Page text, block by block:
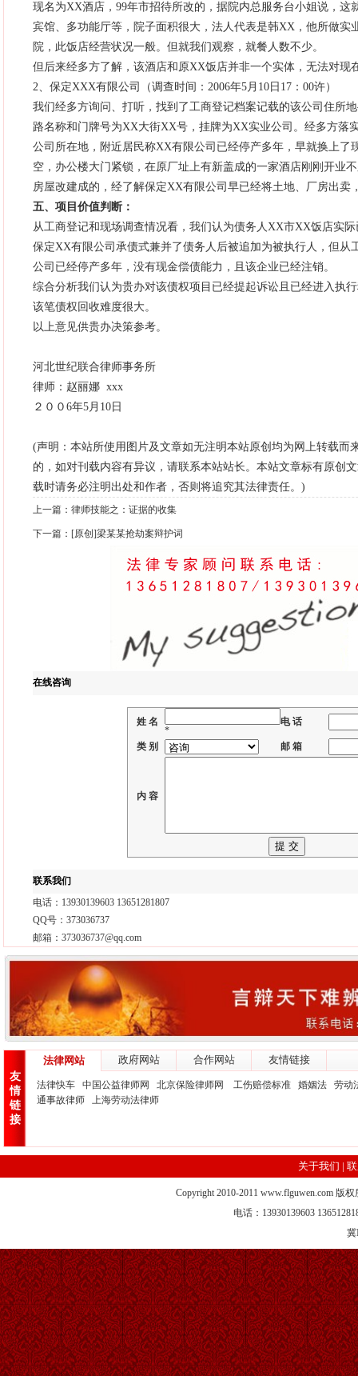
现名为XX酒店，99年市招待所改的，据院内总服务台小姐说，这
宾馆、多功能厅等，院子面积很大，法人代表是韩XX，他所做实
院，此饭店经营状况一般。但就我们观察，就餐人数不少。
但后来经多方了解，该酒店和原XX饭店并非一个实体，无法对现
2、保定XXX有限公司（调查时间：2006年5月10日17：00许）
我们经多方询问、打听，找到了工商登记档案记载的该公司住所
路名称和门牌号为XX大街XX号，挂牌为XX实业公司。经多方落
公司所在地，附近居民称XX有限公司已经停产多年，早就换上了
空，办公楼大门紧锁，在原厂址上有新盖成的一家酒店刚刚开业
房屋改建成的，经了解保定XX有限公司早已经将土地、厂房出卖
五、项目价值判断：
从工商登记和现场调查情况看，我们认为债务人XX市XX饭店实
保定XX有限公司承债式兼并了债务人后被追加为被执行人，但从
公司已经停产多年，没有现金偿债能力，且该企业已经注销。
综合分析我们认为贵办对该债权项目已经提起诉讼且已经进入执
该笔债权回收难度很大。
以上意见供贵办决策参考。
河北世纪联合律师事务所
律师：赵丽娜 xxx
２００6年5月10日
(声明：本站所使用图片及文章如无注明本站原创均为网上转载而
的，如对刊载内容有异议，请联系本站站长。本站文章标有原创
载时请务必注明出处和作者，否则将追究其法律责任。)
上一篇： 律师技能之：证据的收集
下一篇： [原创]梁某某抢劫案辩护词
在线咨询
姓 名
*
电 话
类 别 邮 箱
内 容
联系我们
电话：13930139603 13651281807
QQ号：373036737
邮箱：373036737@qq.com
友
情
链
接
法律网站 政府网站 合作网站 友情链接
法律快车 中国公益律师网 北京保险律师网 工伤赔偿标准 婚姻法
劳动
通事故律师
上海劳动法律师
关于我们 |
Copyright 2010-2011 www.flguwen.com 版
电话：13930139603
冀